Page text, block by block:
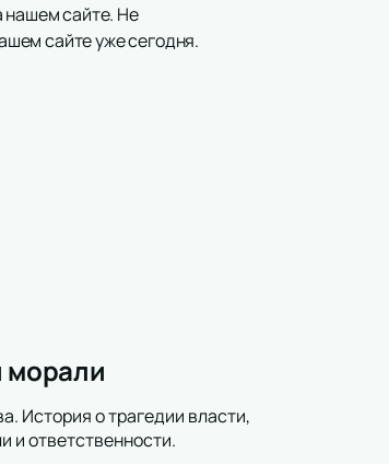
нашем сайте. Не
сайте уже сегодня.
морали
История о трагедии власти,
и ответственности.